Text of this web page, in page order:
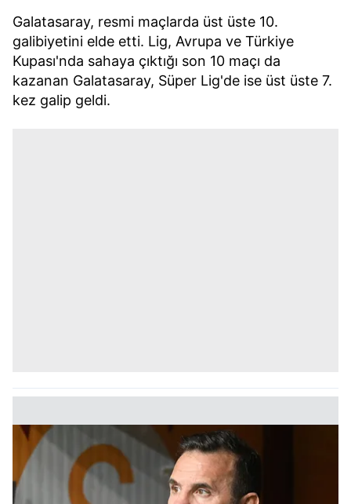
Galatasaray, resmi maçlarda üst üste 10.
galibiyetini elde etti. Lig, Avrupa ve Türkiye
Kupası'nda sahaya çıktığı son 10 maçı da
kazanan Galatasaray, Süper Lig'de ise üst üste 7.
kez galip geldi.